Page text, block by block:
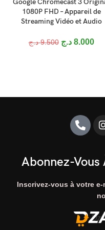
Google Chromecast 3
1080P FHD – Appareil de
Streaming Vidéo et Audio
9.500 د.ج 8.000 د.ج
Abonnez-
Inscrivez-vous à votre